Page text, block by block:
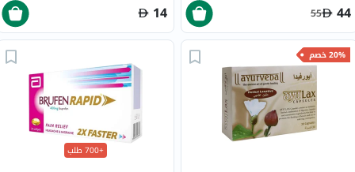
44
55
14
20% خصم
+700 طلب